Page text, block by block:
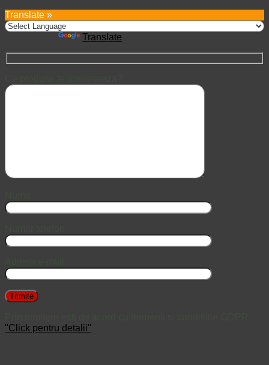
Translate »
Translate
"Click pentru detalii"